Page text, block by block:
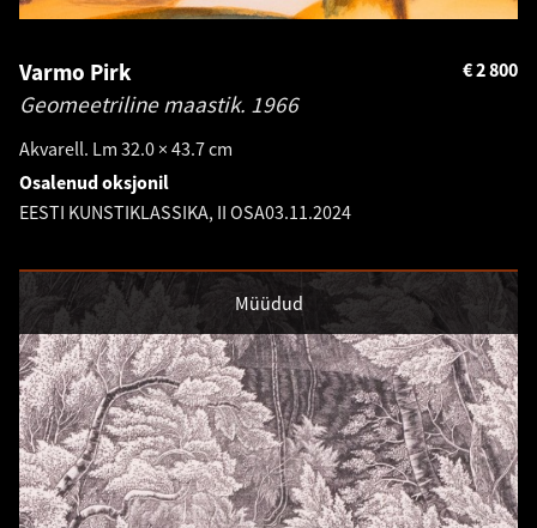
Varmo Pirk
Geomeetriline maastik. 1966
Akvarell. Lm 32.0 × 43.7 cm
2 800
€
Osalenud oksjonil
EESTI KUNSTIKLASSIKA, II OSA03.11.2024
Müüdud